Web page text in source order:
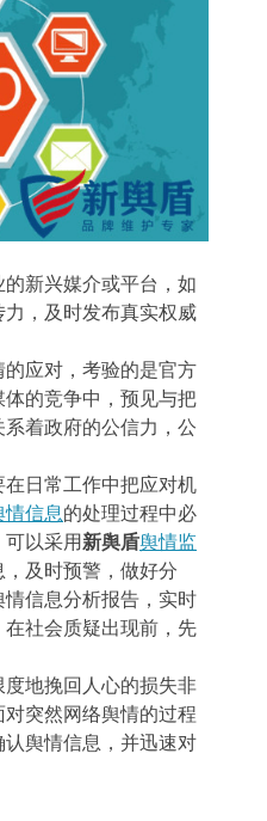
的新兴媒介或平台 ， 如
力，及时发布真实权威
的应对，考验的是官方
的竞争中，预见与把
着政府的公信力， 公
在日常工作中把应对机
情信息的处理过程中必
以采用 新舆盾舆情监
及时预警，做好分
信息分析报告，实时
在社会质疑出现前，先
度地挽回人心的损失非
对突然网络舆情的过程
认舆情信息 ， 并迅速对